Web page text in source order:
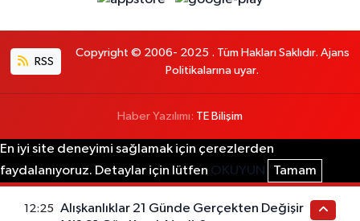
RSS
Copyright © 2006- 2025 . Tüm Hakları Saklıdır. Ajans
Politikalarına uyar.
Haber Yazılımı: TE Bilişim
En iyi site deneyimi sağlamak için çerezlerden
faydalanıyoruz. Detaylar için lütfen OKUYUN Tamam
12:25
Alışkanlıklar 21 Günde Gerçekten Değişir